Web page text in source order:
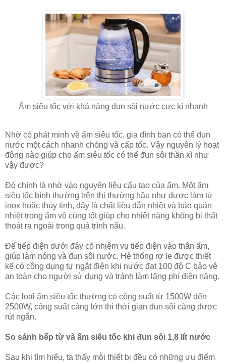
Ấm siêu tốc với khả năng đun sôi nước cực kì nhanh
Nhờ có phát minh về ấm siêu tốc, gia đình bạn có thể đun
nước một cách nhanh chóng và cấp tốc. Vậy nguyên lý hoạt
động nào giúp cho ấm siêu tốc có thể đun sôi thần kì như
vậy được?
Đó chính là nhờ vào nguyên liệu cấu tạo của ấm. Một ấm
siêu tốc bình thường trên thị thường hầu như được làm từ
inox hoặc thủy tinh, đây là chất liệu dẫn nhiệt và bảo quản
nhiệt trong ấm vô cùng tốt giúp cho nhiệt năng không bị thất
thoát ra ngoài trong quá trình nấu.
Đế tiếp điện dưới đáy có nhiệm vụ tiếp điện vào thân ấm,
giúp làm nóng và đun sôi nước. Hệ thống rơ le được thiết
kế có công dụng tự ngắt điện khi nước đạt 100 độ C bảo vệ
an toàn cho người sử dụng và tránh làm lãng phí điện năng.
Các loại ấm siêu tốc thường có công suất từ 1500W đến
2500W, công suất càng lớn thì thời gian đun sôi càng được
rút ngắn.
So sánh bếp từ và ấm siêu tốc khi đun sôi 1,8 lít nước
Sau khi tìm hiểu, ta thấy mỗi thiết bị đều có những ưu điểm